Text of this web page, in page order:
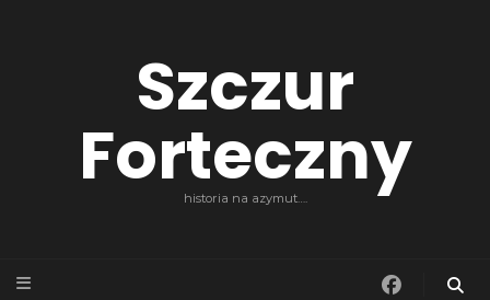
Szczur
Forteczny
historia na azymut….